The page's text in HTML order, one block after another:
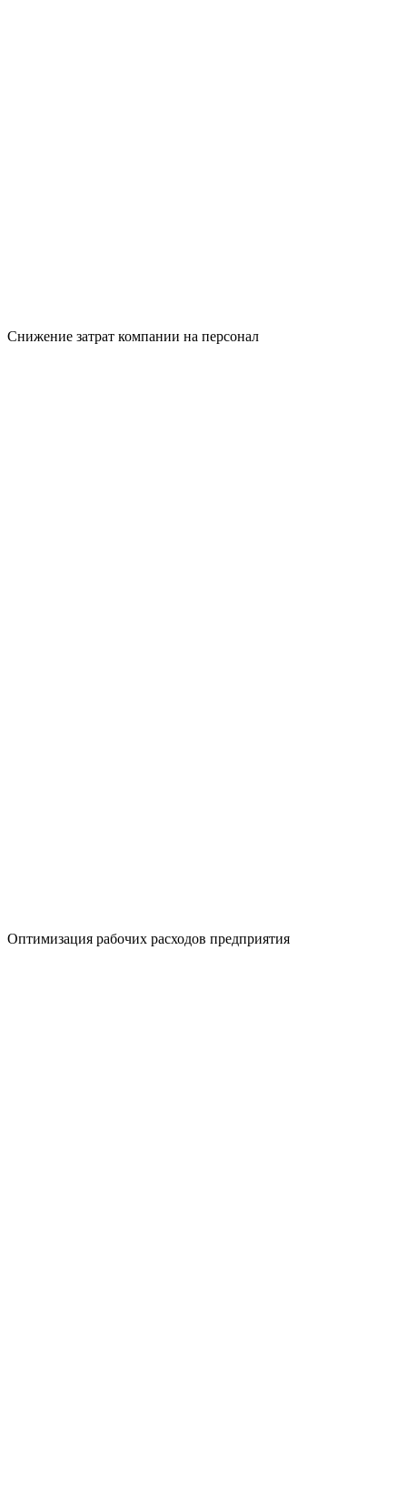
Снижение затрат компании на персонал
Оптимизация рабочих расходов предприятия